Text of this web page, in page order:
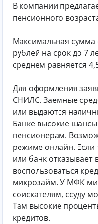
В компании
пенсионного
Максимальная сумма
рублей на срок до 7
среднем равняется
Для оформления
СНИЛС. Заемные
или выдаются
Банке высокие
пенсионерам.
режиме онлайн. Если
или банк
воспользоваться
микрозайм. У МФК
соискателям, ссуду
Там высокие
кредитов.